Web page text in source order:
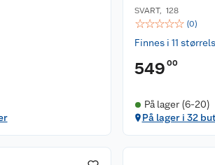
SVART, 128
☆☆☆☆☆ (0)
Finnes i 11
549 00
På lager (6-20)
På lager i 32